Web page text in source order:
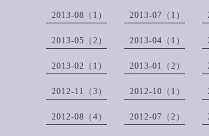
2013-08（1） 2013-07（1）
2013-05（2） 2013-04（1）
2013-02（1） 2013-01（2）
2012-11（3） 2012-10（1）
2012-08（4） 2012-07（2）